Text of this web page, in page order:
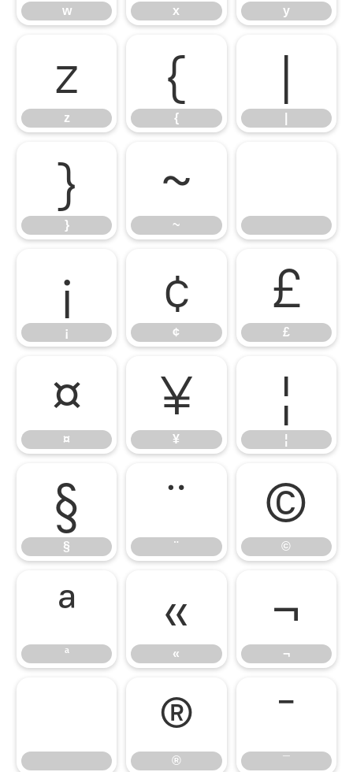
w x y
z
z
{
{
|
}
}
~
~
¡
¡
¢
¢
£
£
¤
¤
¥
¥
¦
¦
§
§
¨
¨
©
©
ª
ª
«
«
¬
¬
®
®
¯
¯